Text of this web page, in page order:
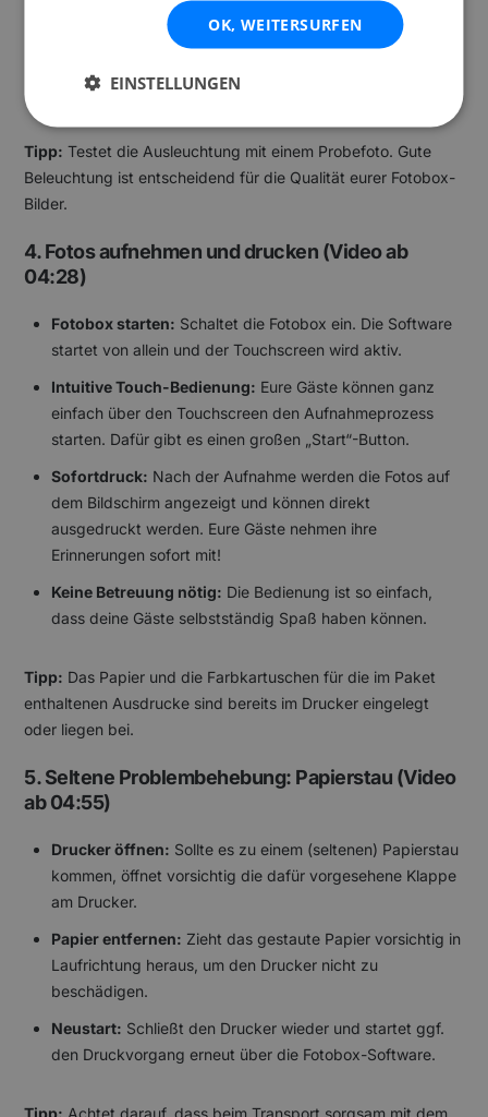
Manuelle Licht-Anpassung:
Das Dauerlicht der Fotobox
manuell eingestellt werden.
Tipp: Testet die Ausleuchtung mit einem Probefoto. Gute
Beleuchtung ist entscheidend für die Qualität eurer Fotobox-
Bilder.
4. Fotos aufnehmen und drucken (Video ab
04:28)
Fotobox starten: Schaltet die Fotobox ein. Die Software
startet von allein und der Touchscreen wird aktiv.
Intuitive Touch-Bedienung: Eure Gäste können ganz
einfach über den Touchscreen den Aufnahmeprozess
starten. Dafür gibt es einen großen „Start“-Button.
Sofortdruck: Nach der Aufnahme werden die Fotos auf
dem Bildschirm angezeigt und können direkt
ausgedruckt werden. Eure Gäste nehmen ihre
Erinnerungen sofort mit!
Keine Betreuung nötig: Die Bedienung ist so einfach,
dass deine Gäste selbstständig Spaß haben können.
Tipp: Das Papier und die Farbkartuschen für die im Paket
enthaltenen Ausdrucke sind bereits im Drucker eingelegt
oder liegen bei.
5. Seltene Problembehebung: Papierstau (Video
ab 04:55)
Drucker öffnen: Sollte es zu einem (seltenen) Papierstau
kommen, öffnet vorsichtig die dafür vorgesehene Klappe
am Drucker.
Papier entfernen: Zieht das gestaute Papier vorsichtig in
Laufrichtung heraus, um den Drucker nicht zu
beschädigen.
Neustart: Schließt den Drucker wieder und startet ggf.
den Druckvorgang erneut über die Fotobox-Software.
Tipp: Achtet darauf, dass beim Transport sorgsam mit dem
OK, WEITERSURFEN
EINSTELLUNGEN